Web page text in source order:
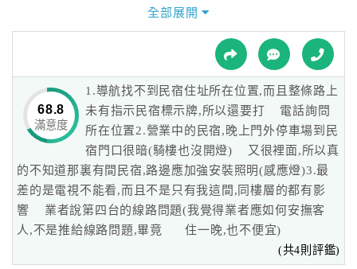
球
網
帶
你
玩
朋友們直呼—可媲美歐洲的有名景點呢！
傍晚時分，漫步河堤，偶有年輕人划船的身影，
當微風輕吻臉頰和你打招呼時，那種感覺真幸福！
深深吸口氣…再用力吐口氣…，讓壓力一哄而散，
在這兒貪個寧靜的片刻，一定是您嚮往的好地方。
願舒適與美景的親水棧與您共享，讓您得到美好的休息與回
憶，再出發吧！
全部展開
68.8
滿意度
1.導航找不到民宿住址所在位置,而且整條路上
未有指示民宿標示牌,所以還要打 電話詢問
所在位置2.營業中的民宿,晚上門外停車場到民
宿門口很暗(騎樓也沒開燈) 又很裡面,所以真
的不知道那裏有間民宿,路邊應加強安裝照明(感應燈)3.最
差的是電視不能看,而且不是只有我這間,同樓層的都有影
響 業者說第四台的線路問題(我覺得業者應如何安撫客
人,不是推給線路問題,畢竟 住一晚,也不便宜)
(共4則評鑑)